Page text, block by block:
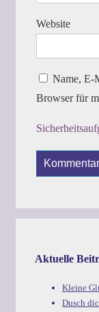
Website
Name, E-
Browser für
Aktuelle
Kleine
Dusch